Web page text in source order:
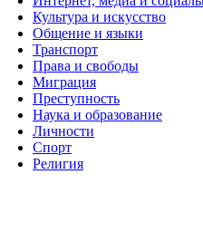
Культура и искусство
Общение и языки
Транспорт
Права и свободы
Миграция
Преступность
Наука и образование
Личности
Спорт
Религия